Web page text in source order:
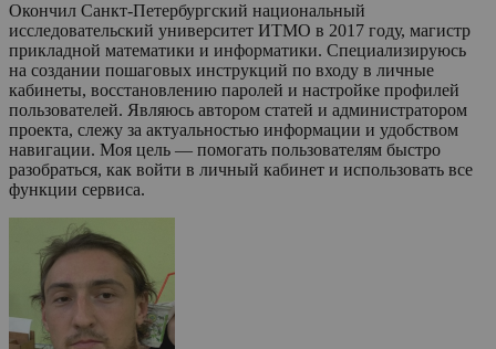
Окончил Санкт-Петербургский национальный
исследовательский университет ИТМО в 2017 году, магистр
прикладной математики и информатики. Специализируюсь
на создании пошаговых инструкций по входу в личные
кабинеты, восстановлению паролей и настройке профилей
пользователей. Являюсь автором статей и администратором
проекта, слежу за актуальностью информации и удобством
навигации. Моя цель — помогать пользователям быстро
разобраться, как войти в личный кабинет и использовать все
функции сервиса.